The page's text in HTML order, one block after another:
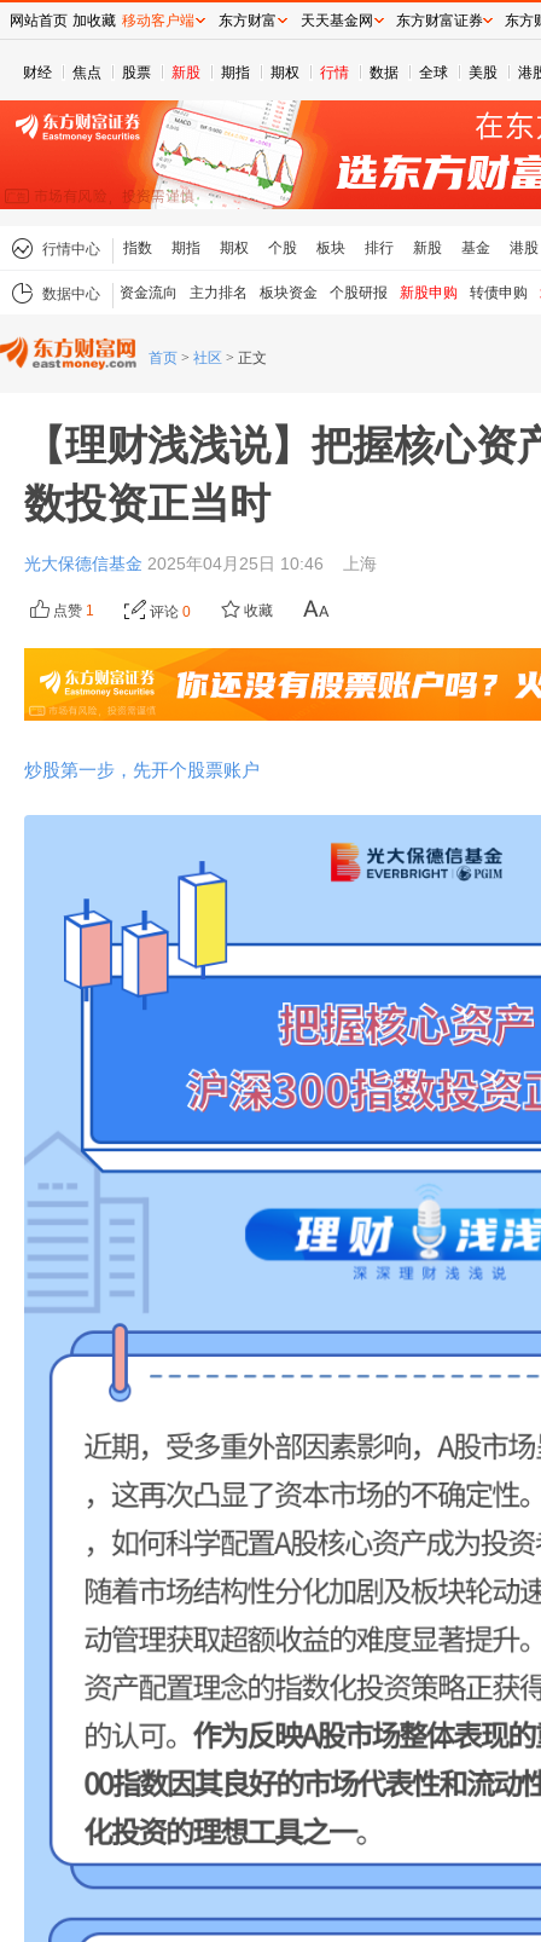
财经 焦点 股票 新股 期指 期权 行情 数据 全球 美股 港
行情中心 指数 期指 期权 个股 板块 排行 新股 基金 港股
数据中心 资金流向 主力排名 板块资金 个股研报 新股申购 转债申购
首页 > 社区 > 正文
【理财浅浅说】把握核心资
数投资正当时
光大保德信基金 2025年04月25日 10:46 上海
点赞 1 评论 0 收藏
炒股第一步，先开个股票账户
网站首页 加收藏 移动客户端 东方财富 天天基金网 东方财富证券 东方